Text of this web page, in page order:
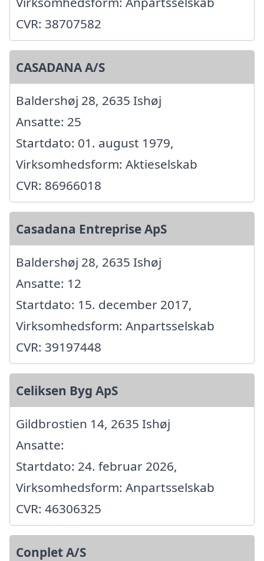
CVR: 38707582
CASADANA A/S
Baldershøj 28, 2635 Ishøj
Ansatte: 25
Startdato: 01. august 1979,
Virksomhedsform: Aktieselskab
CVR: 86966018
Casadana Entreprise ApS
Baldershøj 28, 2635 Ishøj
Ansatte: 12
Startdato: 15. december 2017,
Virksomhedsform: Anpartsselskab
CVR: 39197448
Celiksen Byg ApS
Gildbrostien 14, 2635 Ishøj
Ansatte:
Startdato: 24. februar 2026,
Virksomhedsform: Anpartsselskab
CVR: 46306325
Conplet A/S